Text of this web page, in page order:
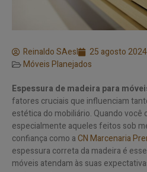
Reinaldo SAesl 25 agosto 2024
Móveis Planejados
Espessura de madeira para
fatores cruciais que influenciam
estética do mobiliário. Quando você
especialmente aqueles feitos sob
confiança como aCN Marcenaria
espessura correta da madeira é
móveis atendam às suas